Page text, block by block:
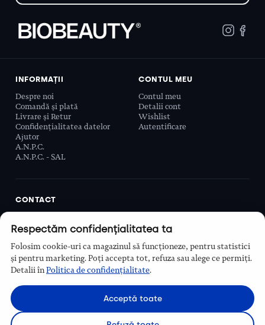
INFORMAȚII
Despre noi
Comandă și plată
Livrare și Retur
Confidențialitatea datelor
Ajutor
A.N.P.C.
A.N.P.C. - SAL
CONTUL MEU
Contul meu
Detalii cont
Wishlist
Autentificare
CONTACT
Sector 6, București, România
Program
Luni–Vineri, 9:00 – 16:00
Respectăm confidențialitatea ta
Folosim cookie-uri ca magazinul să funcționeze, pentru statistici
și pentru marketing. Poți accepta tot, refuza sau alege ce permiți.
Detalii înPolitica de confidențialitate.
Acceptă toate